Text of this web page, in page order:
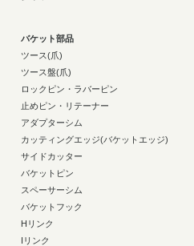
バケット部品
ツース(爪)
ツース盤(爪)
ロックピン・ラバーピン
止めピン・リテーナー
アダプターシム
カッティングエッジ(バケットエッジ)
サイドカッター
バケットピン
スペーサーシム
バケットフック
Hリンク
Iリンク